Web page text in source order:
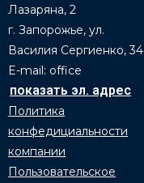
Лазаряна, 2
г. Запорожье, ул.
Василия Сергиенко, 34
E-mail: office
Политика
конфедициальности
компании
Пользовательское